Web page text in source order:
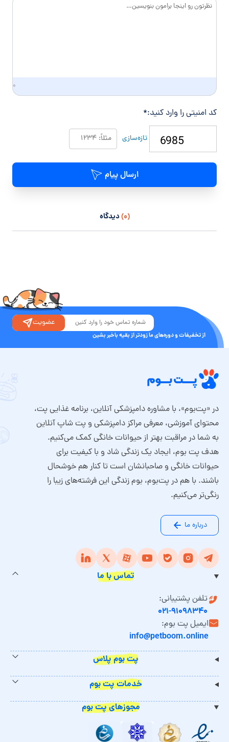
گ
۰
کد امنیتی را وارد کنید:*
تازه‌سازی
ارسال پیام
(۰) دیدگاه
از تخفیفات و دوره‌های ما زودتر از بقیه باخبر بشین
عضویت
در «پت‌بوم»، با مشاوره دامپزشکی آنلاین، برنامه غذایی پت،
محتوای آموزشی، معرفی مراکز دامپزشکی و پت شاپ آنلاین
به شما در مراقبت بهتر از حیوانات خانگی کمک می‌کنیم.
هدف پت بوم، ایجاد یک زندگی شاد و با کیفیت برای
حیوانات خانگی و صاحبانشان است تا کنار هم خوشحال
باشند. با هم در پت‌بوم، بوم زندگی این فرشته‌های زیبا را
رنگی‌تر می‌کنیم.
درباره ما
تماس با ما
تلفن پشتیبانی:
۰۲۱-۹۱۰۹۸۳۴۰
ایمیل پت بوم:
info@petboom.online
پت بوم پلاس
خدمات پت بوم
مجوزهای پت بوم